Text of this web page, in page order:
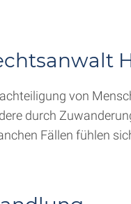
von
durch
Fällen fühlen